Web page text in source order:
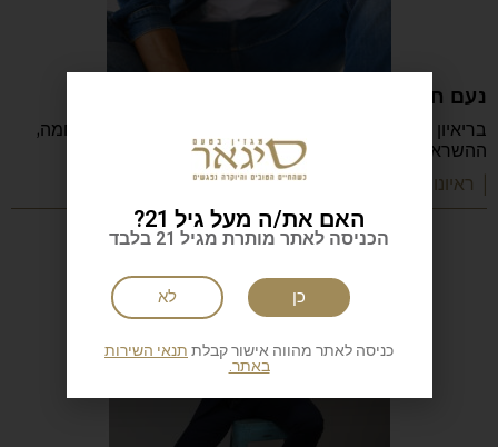
נעם חורב: הכתיבה המשפחה והישראליות
בריאיון מיוחד מספר נעם חורב על הכתיבה, ההורות, המלחמה,
ההשראה, הקריירה והדרך שהפכה אותו לאחד
| ראיונות מעוררי השראה
האם את/ה מעל גיל 21?
הכניסה לאתר מותרת מגיל 21 בלבד
לא כן
כניסה לאתר מהווה אישור קבלת תנאי השירות
באתר.